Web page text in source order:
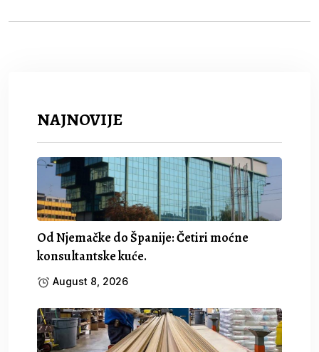
NAJNOVIJE
Od Njemačke do Španije: Četiri moćne
konsultantske kuće.
August 8, 2026